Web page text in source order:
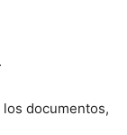
documentos,